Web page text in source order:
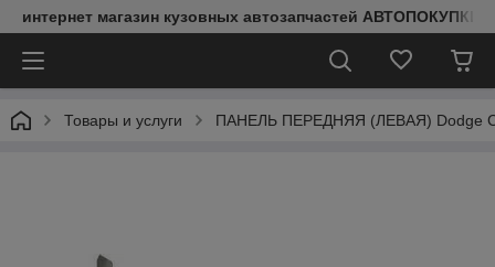
интернет магазин кузовных автозапчастей АВТОПОКУПКИ
Товары и услуги ПАНЕЛЬ ПЕРЕДНЯЯ (ЛЕВАЯ) Dodge